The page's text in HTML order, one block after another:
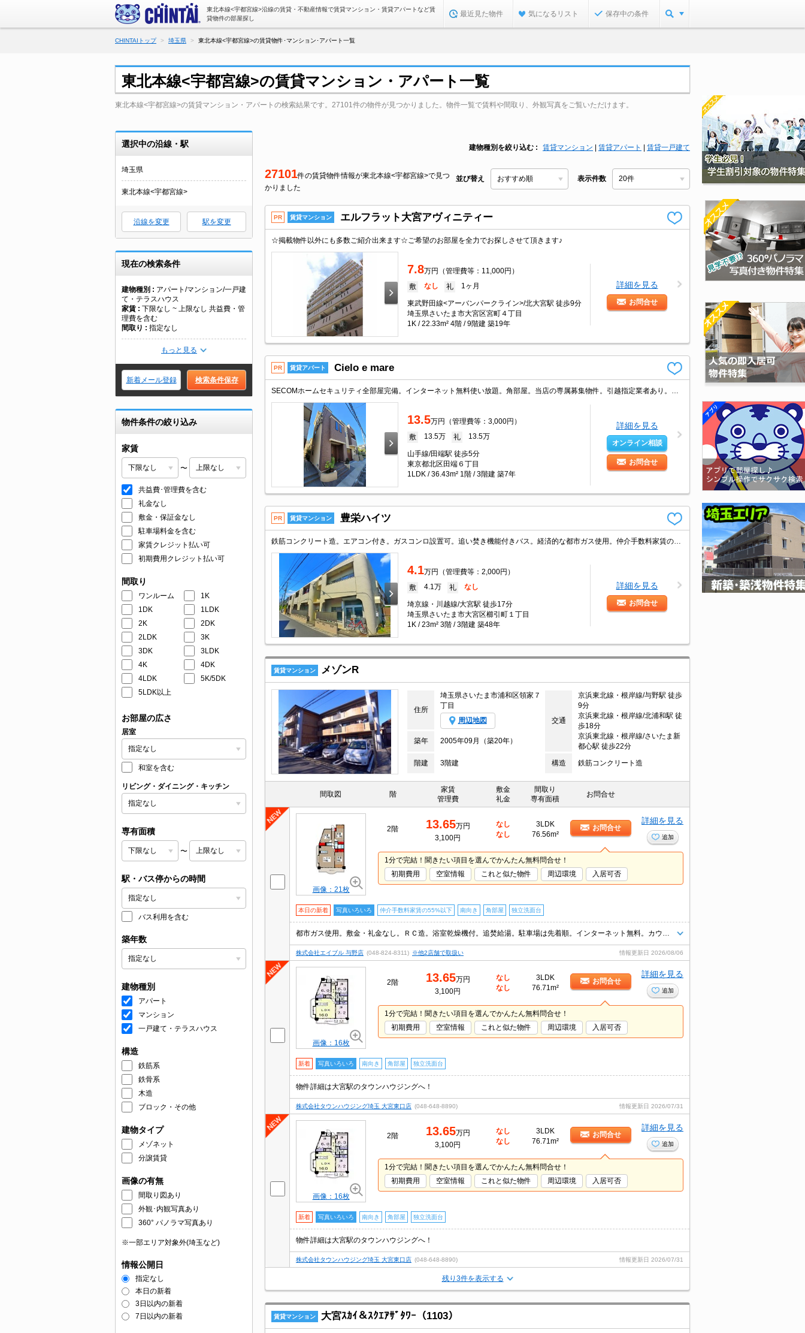
東北本線<宇都宮線>沿線の賃貸・不動産情報で賃貸マンション・賃貸アパートなど賃
貸物件の部屋探し
最近見た物件 気になるリスト 保存中の条件
CHINTAIトップ 埼玉県 東北本線<宇都宮線>の賃貸物件･マンション･アパート一覧
東北本線<宇都宮線>の賃貸マンション・アパート一覧
東北本線<宇都宮線>の賃貸マンション・アパートの検索結果です。27101件の物件が見つかりました。物件一覧で賃料や間取り、外観写真をご覧いただけます。
選択中の沿線・駅
埼玉県
東北本線<宇都宮線>
沿線を変更 駅を変更
現在の検索条件
建物種別
アパート/マンション/一戸建
て・テラスハウス
家賃
下限なし ~ 上限なし 共益費・管
理費を含む
間取り
指定なし
もっと見る
新着メール登録 検索条件保存
物件条件の絞り込み
家賃
〜
共益費･管理費を含む
礼金なし
敷金・保証金なし
駐車場料金を含む
家賃クレジット払い可
初期費用クレジット払い可
間取り
ワンルーム
1K
1DK
1LDK
2K
2DK
2LDK
3K
3DK
3LDK
4K
4DK
4LDK
5K/5DK
5LDK以上
お部屋の広さ
居室
和室を含む
リビング・ダイニング・キッチン
専有面積
〜
駅・バス停からの時間
バス利用を含む
築年数
建物種別
アパート
マンション
一戸建て・テラスハウス
構造
鉄筋系
鉄骨系
木造
ブロック・その他
建物タイプ
メゾネット
分譲賃貸
画像の有無
間取り図あり
外観･内観写真あり
360° パノラマ写真あり
※一部エリア対象外(埼玉など)
情報公開日
指定なし
本日の新着
3日以内の新着
7日以内の新着
建物種別を絞り込む 賃貸マンション 賃貸アパート 賃貸一戸建て
27101件の賃貸物件情報が東北本線<宇都宮線>で見つ
かりました
並び替え 表示件数
PR 賃貸マンション エルフラット大宮アヴィニティー
☆掲載物件以外にも多数ご紹介出来ます☆ご希望のお部屋を全力でお探しさせて頂きます♪
7.8万円（管理費等：11,000円）
敷 なし 礼 1ヶ月
東武野田線<アーバンパークライン>/北大宮駅 徒歩9分
埼玉県さいたま市大宮区宮町４丁目
1K / 22.33m² 4階 / 9階建 築19年
詳細を見る
お問合せ
PR 賃貸アパート Cielo e mare
13.5万円（管理費等：3,000円）
敷 13.5万 礼 13.5万
山手線/田端駅 徒歩5分
東京都北区田端６丁目
1LDK / 36.43m² 1階 / 3階建 築7年
詳細を見る
オンライン相談
お問合せ
PR 賃貸マンション 豊栄ハイツ
4.1万円（管理費等：2,000円）
敷 4.1万 礼 なし
埼京線・川越線/大宮駅 徒歩17分
埼玉県さいたま市大宮区櫛引町１丁目
1K / 23m² 3階 / 3階建 築48年
詳細を見る
お問合せ
賃貸マンション メゾンR
住所
埼玉県さいたま市浦和区領家７
丁目
周辺地図 交通
京浜東北線・根岸線/与野駅 徒歩
9分
京浜東北線・根岸線/北浦和駅 徒
歩18分
京浜東北線・根岸線/さいたま新
都心駅 徒歩22分
築年 2005年09月（築20年）
階建 3階建 構造 鉄筋コンクリート造
間取図 階
家賃
管理費
敷金
礼金
間取り
専有面積
お問合せ
画像：21枚
2階 13.65万円
3,100円
なし
なし
3LDK
76.56m²
お問合せ
詳細を見る
追加
1分で完結！聞きたい項目を選んでかんたん無料問合せ！
初期費用
空室情報 これと似た物件 周辺環境 入居可否
本日の新着 写真いろいろ 仲介手数料家賃の55%以下 南向き 角部屋 独立洗面台
株式会社エイブル 与野店 (048-824-8311) ※他2店舗で取扱い 情報更新日 2026/08/06
画像：16枚
2階 13.65万円
3,100円
なし
なし
3LDK
76.71m²
お問合せ
詳細を見る
追加
1分で完結！聞きたい項目を選んでかんたん無料問合せ！
初期費用
空室情報 これと似た物件 周辺環境 入居可否
新着 写真いろいろ 南向き 角部屋 独立洗面台
物件詳細は大宮駅のタウンハウジングへ！
株式会社タウンハウジング埼玉 大宮東口店 (048-648-8890) 情報更新日 2026/07/31
画像：16枚
2階 13.65万円
3,100円
なし
なし
3LDK
76.71m²
お問合せ
詳細を見る
追加
1分で完結！聞きたい項目を選んでかんたん無料問合せ！
初期費用
空室情報 これと似た物件 周辺環境 入居可否
新着 写真いろいろ 南向き 角部屋 独立洗面台
物件詳細は大宮駅のタウンハウジングへ！
株式会社タウンハウジング埼玉 大宮東口店 (048-648-8890) 情報更新日 2026/07/31
残り3件を表示する
賃貸マンション 大宮ｽｶｲ＆ｽｸｴｱｻﾞﾀﾜｰ（1103）